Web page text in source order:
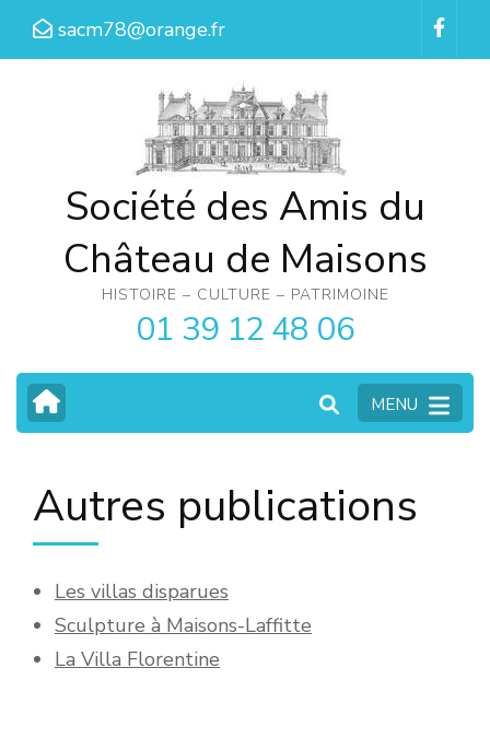
Aller
sacm78@orange.fr
Société des Amis du
Château de Maisons
HISTOIRE – CULTURE – PATRIMOINE
01 39 12 48 06
MENU
Autres publications
Les villas disparues
Sculpture à Maisons-Laffitte
La Villa Florentine